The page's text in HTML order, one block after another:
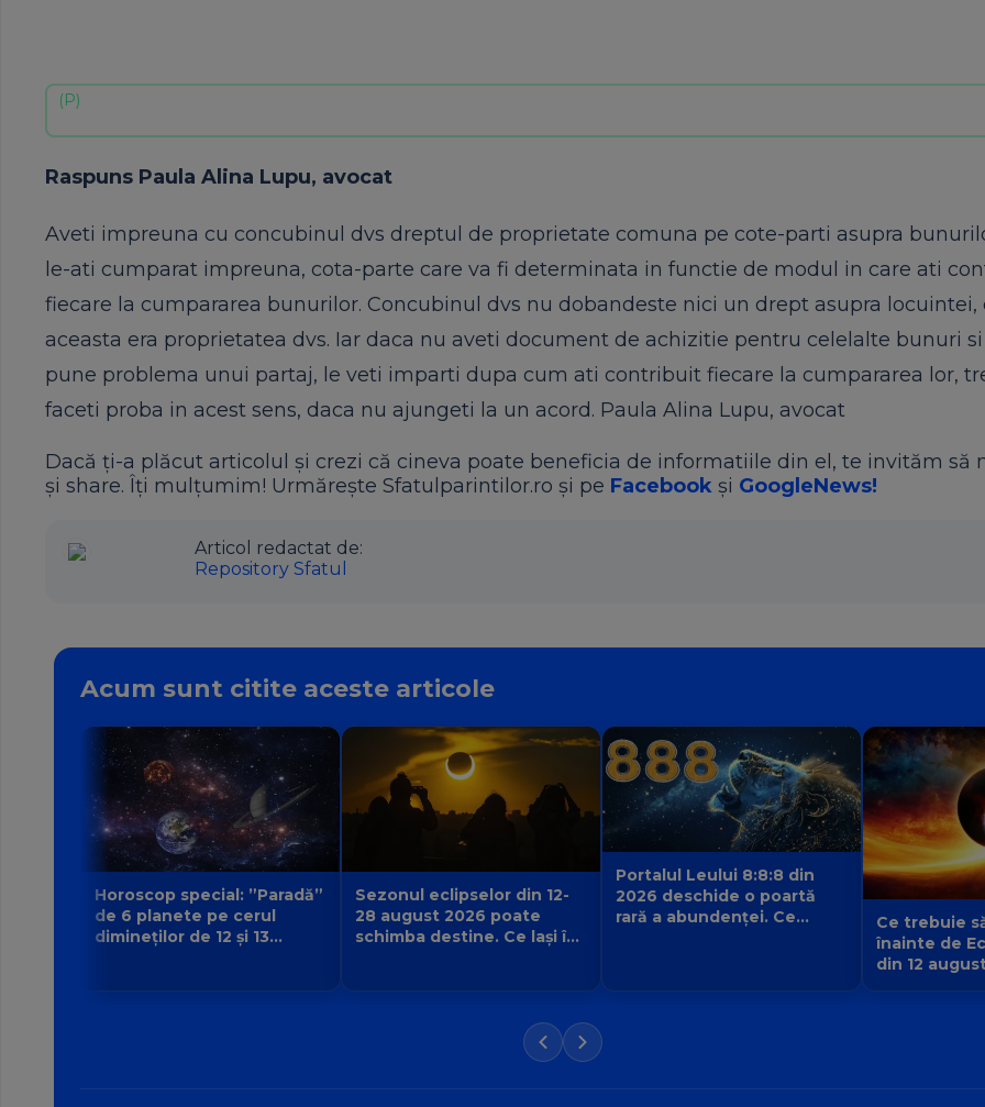
Raspuns Paula Alina Lupu, avocat
Aveti impreuna cu concubinul dvs dreptul de proprietate comuna pe cote-parti asupra
le-ati cumparat impreuna, cota-parte care va fi determinata in functie de modul in care ati
fiecare la cumpararea bunurilor. Concubinul dvs nu dobandeste nici un drept asupra locuintei,
aceasta era proprietatea dvs. Iar daca nu aveti document de achizitie pentru celelalte bunuri si
pune problema unui partaj, le veti imparti dupa cum ati contribuit fiecare la cumpararea lor,
faceti proba in acest sens, daca nu ajungeti la un acord. Paula Alina Lupu, avocat
Dacă ți-a plăcut articolul și crezi că cineva poate beneficia de informatiile din el, te invităm să
și share. Îți mulțumim! Urmărește Sfatulparintilor.ro și pe Facebook și GoogleNews!
Articol redactat de:
Repository Sfatul
Acum sunt citite aceste articole
Horoscop special: ”Paradă”
de 6 planete pe cerul
dimineților de 12 și 13
Sezonul eclipselor din 12-
28 august 2026 poate
schimba destine. Ce lași în
Portalul Leului 8:8:8 din
2026 deschide o poartă
rară a abundenței. Ce
Ce trebuie
înainte de
din 12